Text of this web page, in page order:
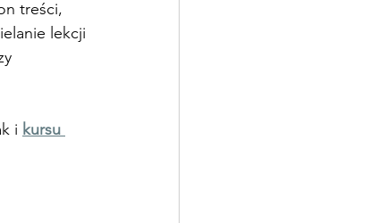
treści,
lekcji
i kursu